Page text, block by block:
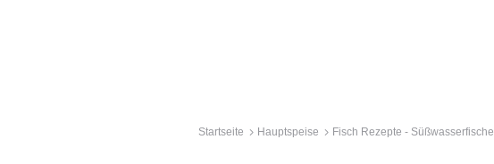
Startseite Hauptspeise Fisch Rezepte - Süßwasserfische